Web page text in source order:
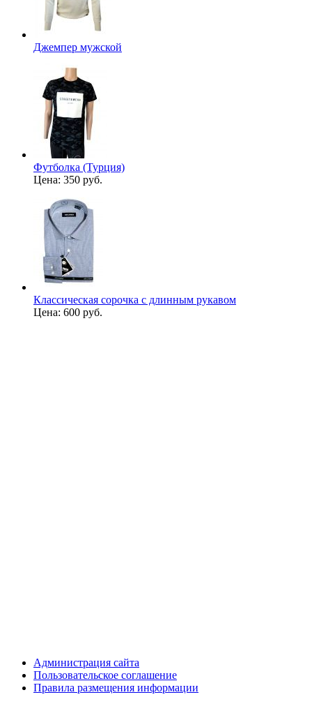
Джемпер мужской
Футболка (Турция)
Цена: 350 руб.
Классическая сорочка с длинным рукавом
Цена: 600 руб.
Администрация сайта
Пользовательское соглашение
Правила размещения информации